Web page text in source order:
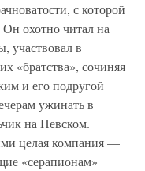
с которой
охотно читал на
участвовал в
«братства», сочиняя
и его подругой
ужинать в
на Невском.
целая компания —
«серапионам»